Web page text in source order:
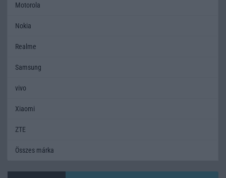
Motorola
Nokia
Realme
Samsung
vivo
Xiaomi
ZTE
Összes márka